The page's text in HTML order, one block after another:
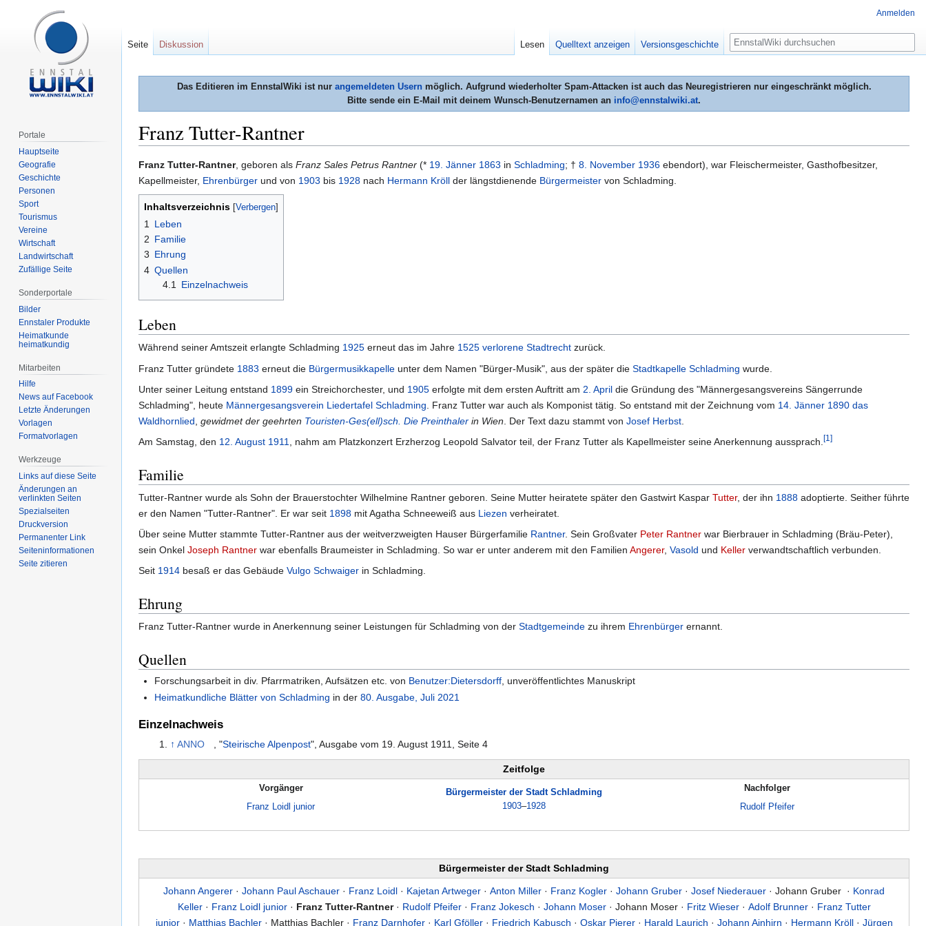
Das Editieren im EnnstalWiki ist nur angemeldeten Usernmöglich. Aufgrund wiederholter Spam-Attacken ist auch das Neuregistrieren nur eingeschränkt möglich.
Bitte sende ein E-Mail mit deinem Wunsch-Benutzernamen an info@ennstalwiki.at.
Franz Tutter-Rantner
Zur
Navigation
springen
Zur
Suche
springen
Franz Tutter-Rantner, geboren als Franz Sales Petrus Rantner (* 19. Jänner 1863 in Schladming; † 8. November 1936 ebendort), war Fleischermeister, Gasthofbesitzer,
Kapellmeister, Ehrenbürger und von 1903 bis 1928 nach Hermann Kröll der längstdienende Bürgermeister von Schladming.
Inhaltsverzeichnis
1
Leben
2
Familie
3
Ehrung
4 Quellen
4.1
Einzelnachweis
Leben
Während seiner Amtszeit erlangte Schladming 1925 erneut das im Jahre 1525 verlorene Stadtrecht zurück.
Franz Tutter gründete 1883 erneut die Bürgermusikkapelle unter dem Namen "Bürger-Musik", aus der später die Stadtkapelle Schladming wurde.
Unter seiner Leitung entstand 1899 ein Streichorchester, und 1905 erfolgte mit dem ersten Auftritt am 2. April die Gründung des "Männergesangsvereins Sängerrunde
Schladming", heute Männergesangsverein Liedertafel Schladming . Franz Tutter war auch als Komponist tätig. So entstand mit der Zeichnung vom 14. Jänner 1890 das
Waldhornlied gewidmet der geehrten Touristen-Ges(ell)sch. Die Preinthaler in Wien . Der Text dazu stammt von Josef Herbst
Am Samstag, den 12. August 1911 , nahm am Platzkonzert Erzherzog Leopold Salvator teil, der Franz Tutter als Kapellmeister seine Anerkennung aussprach. [1]
Familie
Tutter-Rantner wurde als Sohn der Brauerstochter Wilhelmine Rantner geboren. Seine Mutter heiratete später den Gastwirt Kaspar Tutter, der ihn 1888 adoptierte. Seither führte
er den Namen "Tutter-Rantner". Er war seit 1898 mit Agatha Schneeweiß aus Liezen verheiratet.
Über seine Mutter stammte Tutter-Rantner aus der weitverzweigten Hauser Bürgerfamilie Rantner. Sein Großvater Peter Rantner war Bierbrauer in Schladming (Bräu-Peter),
sein Onkel Joseph Rantner war ebenfalls Braumeister in Schladming. So war er unter anderem mit den Familien Angerer, Vasold und Keller verwandtschaftlich verbunden.
Seit 1914 besaß er das Gebäude Vulgo Schwaiger in Schladming.
Ehrung
Franz Tutter-Rantner wurde in Anerkennung seiner Leistungen für Schladming von der Stadtgemeinde zu ihrem Ehrenbürger ernannt.
Quellen
Forschungsarbeit in div. Pfarrmatriken, Aufsätzen etc. von Benutzer:Dietersdorff , unveröffentlichtes Manuskript
Heimatkundliche Blätter von Schladming in der80. Ausgabe, Juli 2021
Einzelnachweis
↑ ANNO , "Steirische Alpenpost", Ausgabe vom 19. August 1911, Seite 4
Zeitfolge
Vorgänger
Franz Loidl junior
Bürgermeister der Stadt Schladming
1903–1928
Nachfolger
Rudolf Pfeifer
Bürgermeister der Stadt Schladming
Johann Angerer · Johann Paul Aschauer · Franz Loidl · Kajetan Artweger · Anton Miller · Franz Kogler · Johann Gruber · Josef Niederauer · Johann Gruber · Konrad
Keller· Franz Loidl junior· Franz Tutter-Rantner· Rudolf Pfeifer· Franz Jokesch · Johann Moser· Johann Moser · Fritz Wieser· Adolf Brunner· Franz Tutter
junior· Matthias Bachler· Matthias Bachler · Franz Darnhofer· Karl Gföller· Friedrich Kabusch · Oskar Pierer· Harald Laurich · Johann Ainhirn · Hermann Kröll· Jürgen
Anmelden
Seite Diskussion Lesen Quelltext anzeigen Versionsgeschichte
Suche
Portale
Hauptseite
Geografie
Geschichte
Personen
Sport
Tourismus
Vereine
Wirtschaft
Landwirtschaft
Zufällige Seite
Sonderportale
Bilder
Ennstaler Produkte
Heimatkunde
heimatkundig
Mitarbeiten
Hilfe
News auf Facebook
Letzte Änderungen
Vorlagen
Formatvorlagen
Werkzeuge
Links auf diese Seite
Änderungen an
verlinkten Seiten
Spezialseiten
Druckversion
Permanenter Link
Seiten­informationen
Seite zitieren